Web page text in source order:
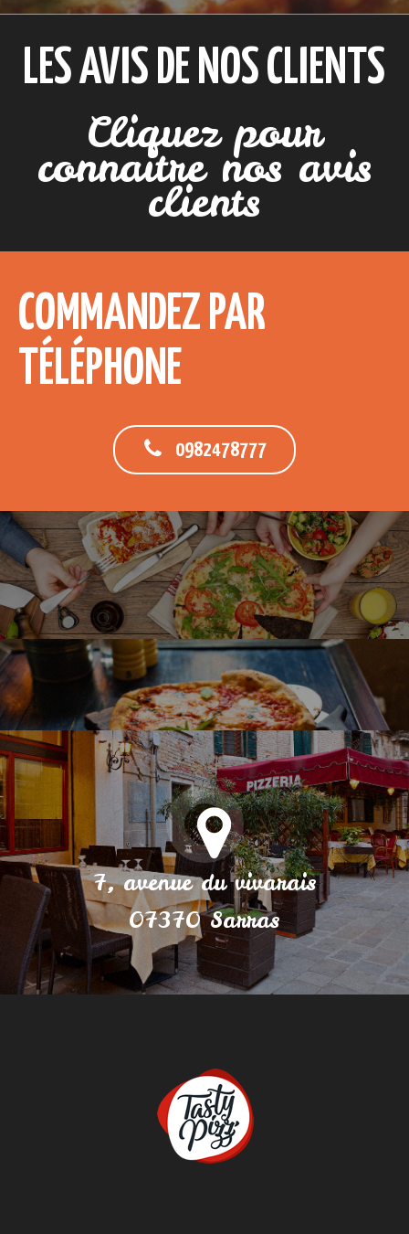
LES AVIS DE NOS CLIENTS
Cliquez pour
connaitre nos avis
clients
COMMANDEZ PAR
TÉLÉPHONE
0982478777
7, avenue du vivarais
07370 Sarras